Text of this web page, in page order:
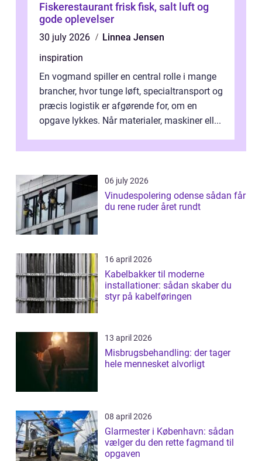
Fiskerestaurant frisk fisk, salt luft og
gode oplevelser
30 july 2026
Linnea Jensen
inspiration
En vogmand spiller en central rolle i mange
brancher, hvor tunge løft, specialtransport og
præcis logistik er afgørende for, om en
opgave lykkes. Når materialer, maskiner ell...
06 july 2026
Vinudespolering odense sådan får
du rene ruder året rundt
16 april 2026
Kabelbakker til moderne
installationer: sådan skaber du
styr på kabelføringen
13 april 2026
Misbrugsbehandling: der tager
hele mennesket alvorligt
08 april 2026
Glarmester i København: sådan
vælger du den rette fagmand til
opgaven